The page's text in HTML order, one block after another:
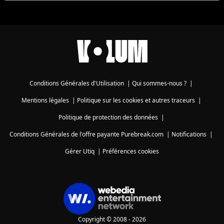
Conditions Générales d'Utilisation | Qui sommes-nous ? |
Mentions légales| Politique sur les cookies et autres traceurs|
Politique de protection des données|
Conditions Générales de l'offre payante Purebreak.com | Notifications |
Gérer Utiq | Préférences cookies
Copyright © 2008 - 2026